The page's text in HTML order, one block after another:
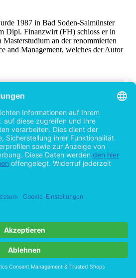
1987 in Bad Soden-Salmünster
Dipl. Finanzwirt (FH) schloss er in
an der renommierten
and Management, welches der Autor
im internationalen
des Art. 1 Abs. 7
(Autor:in)
2015
& Thoms Media GmbH powered